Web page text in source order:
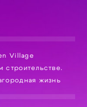
Village
строительстве.
жизнь